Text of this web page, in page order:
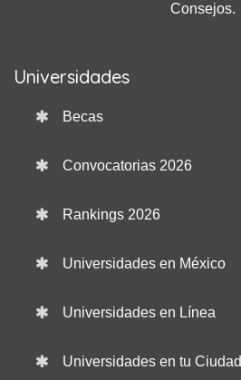
Consejos.
Universidades
Becas
Convocatorias 2026
Rankings 2026
Universidades en México
Universidades en Línea
Universidades en tu Ciudad